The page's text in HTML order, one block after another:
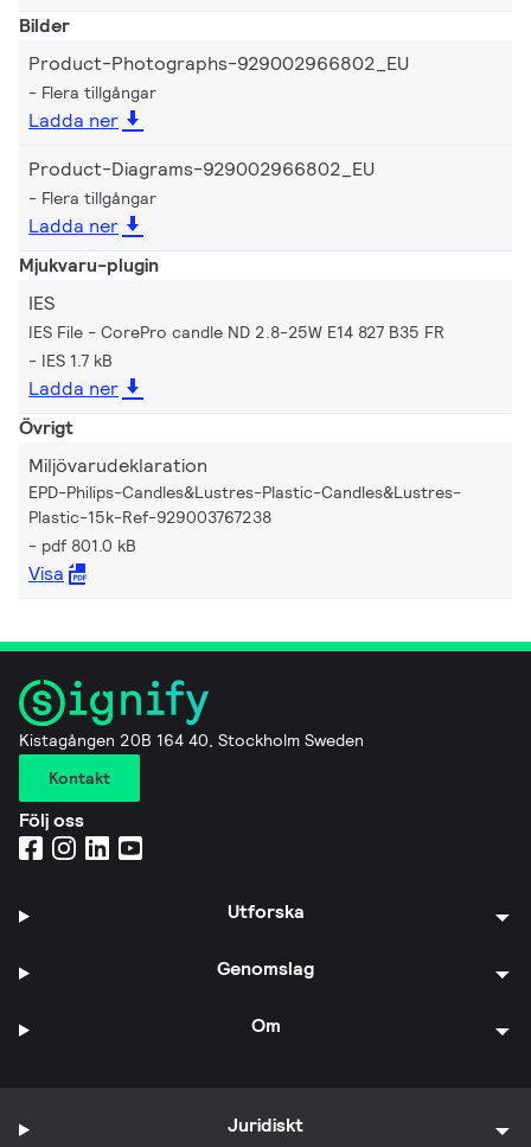
Bilder
Product-Photographs-929002966802_EU
Flera tillgångar
Ladda ner
Product-Diagrams-929002966802_EU
Flera tillgångar
Ladda ner
Mjukvaru-plugin
IES
IES File - CorePro candle ND 2.8-25W E14 827 B35 FR
IES 1.7 kB
Ladda ner
Övrigt
Miljövarudeklaration
EPD-Philips-Candles&Lustres-Plastic-Candles&Lustres-
Plastic-15k-Ref-929003767238
pdf 801.0 kB
Visa
Kistagången 20B 164 40, Stockholm Sweden
Kontakt
Följ oss
Utforska
Genomslag
Om
Juridiskt